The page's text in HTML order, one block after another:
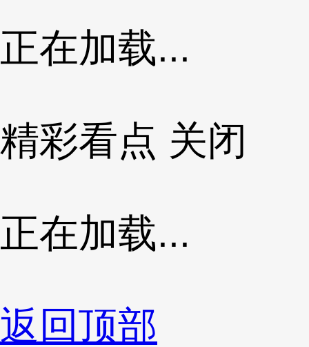
正在加载...
精彩看点 关闭
正在加载...
返回顶部